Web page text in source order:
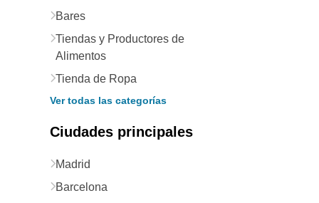
Bares
Tiendas y Productores de
Alimentos
Tienda de Ropa
Ver todas las categorías
Ciudades principales
Madrid
Barcelona